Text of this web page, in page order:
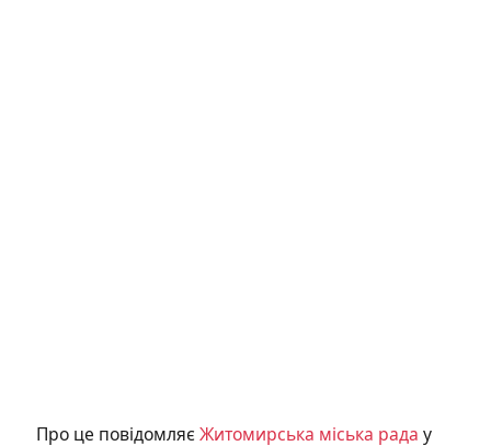
Про це повідомляє Житомирська міська рада у